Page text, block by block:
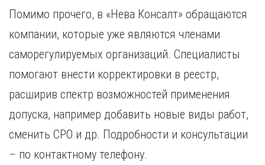
Помимо прочего, в «Нева Консалт» обращаются
компании, которые уже являются членами
саморегулируемых организаций. Специалисты
помогают внести корректировки в реестр,
расширив спектр возможностей применения
допуска, например добавить новые виды работ,
сменить СРО и др. Подробности и консультации
– по контактному телефону.